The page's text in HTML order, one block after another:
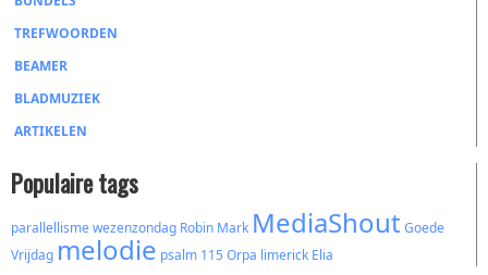
TREFWOORDEN
BEAMER
BLADMUZIEK
ARTIKELEN
Populaire tags
parallellismewezenzondag Robin Mark MediaShoutGoede
Vrijdag melodie psalm 115 Orpa limerick Elia